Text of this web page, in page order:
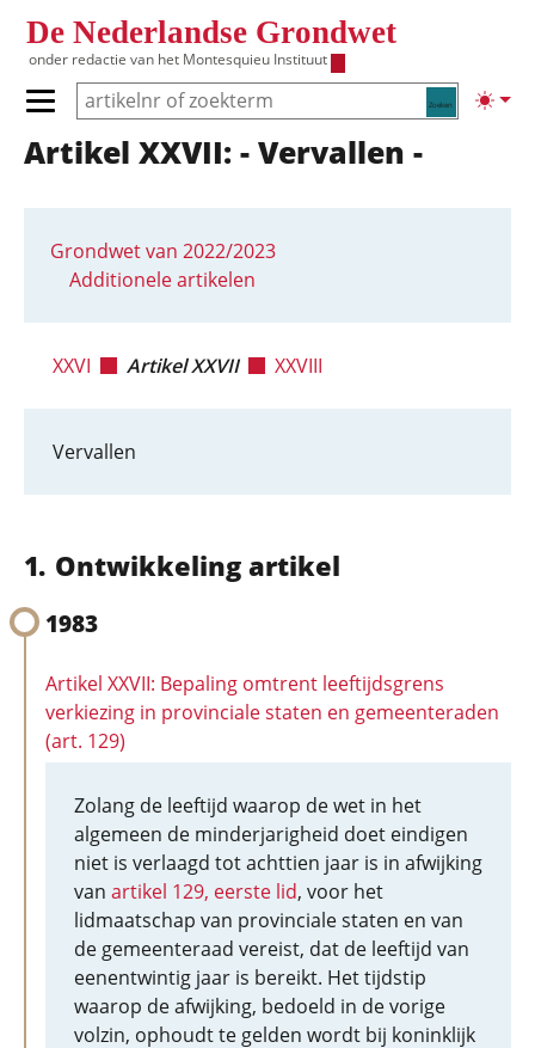
De Nederlandse Grondwet
onder redactie van het Montesquieu Instituut
Zoeken
Primair menu tonen/verbergen
Hoofdnavigatie
Artikel XXVII: - Vervallen -
Grondwet van 2022/2023
Additionele artikelen
XXVI Artikel XXVII XXVIII
Vervallen
Ontwikkeling artikel
1983
Artikel XXVII: Bepaling omtrent leeftijdsgrens
verkiezing in provinciale staten en gemeenteraden
(art. 129)
Zolang de leeftijd waarop de wet in het
algemeen de minderjarigheid doet eindigen
niet is verlaagd tot achttien jaar is in afwijking
van artikel 129, eerste lid, voor het
lidmaatschap van provinciale staten en van
de gemeenteraad vereist, dat de leeftijd van
eenentwintig jaar is bereikt. Het tijdstip
waarop de afwijking, bedoeld in de vorige
volzin, ophoudt te gelden wordt bij koninklijk